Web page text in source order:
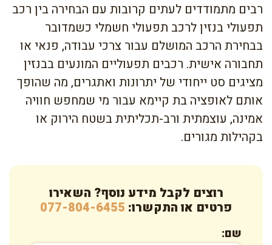
רבים מתמודדים לעתים קרובות עם הבחירה בין רכב
תפעולי בנזין לרכב תפעולי חשמלי כשמדובר
בבחירת הרכב המושלם עבור צרכי עבודה, פנאי או
תחבורה אישית. רכבים תפעוליים המונעים בבנזין
מציגים סט ייחודי של יתרונות ואתגרים, מה שהופך
אותם לאופציה בת קיימא עבור מי שמחפש חוויה
אמינה, עוצמתית ורב-תכליתית בשטח הירוק או
בקהילות מגורים.
רוצים לקבל מידע נוסף? השאירו
פרטים או התקשרו: 077-804-6455
שם: